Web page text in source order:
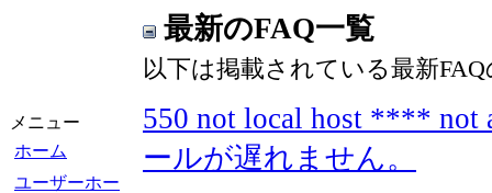
メニュー
ホーム
ユーザーホー
最新のFAQ一覧
以下は掲載されている最新
550 not local host ****
ールが遅れません。